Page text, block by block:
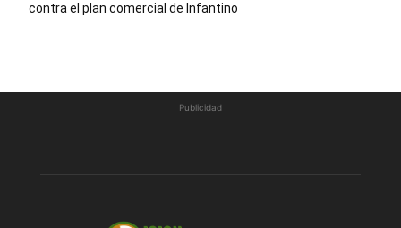
contra el plan comercial de Infantino
Publicidad